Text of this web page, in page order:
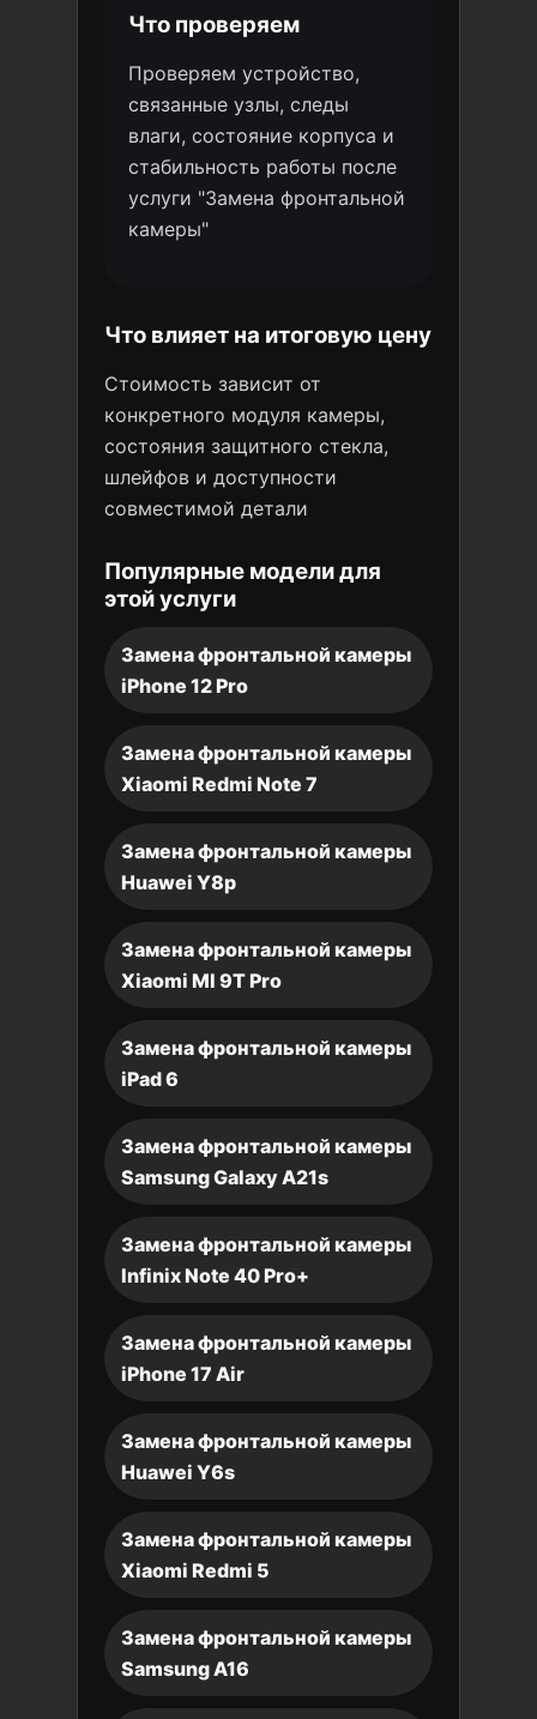
Что проверяем
Проверяем устройство,
связанные узлы, следы
влаги, состояние корпуса и
стабильность работы после
услуги "Замена фронтальной
камеры"
Что влияет на итоговую цену
Стоимость зависит от
конкретного модуля камеры,
состояния защитного стекла,
шлейфов и доступности
совместимой детали
Популярные модели для
этой услуги
Замена фронтальной камеры
iPhone 12 Pro
Замена фронтальной камеры
Xiaomi Redmi Note 7
Замена фронтальной камеры
Huawei Y8p
Замена фронтальной камеры
Xiaomi MI 9T Pro
Замена фронтальной камеры
iPad 6
Замена фронтальной камеры
Samsung Galaxy A21s
Замена фронтальной камеры
Infinix Note 40 Pro+
Замена фронтальной камеры
iPhone 17 Air
Замена фронтальной камеры
Huawei Y6s
Замена фронтальной камеры
Xiaomi Redmi 5
Замена фронтальной камеры
Samsung A16